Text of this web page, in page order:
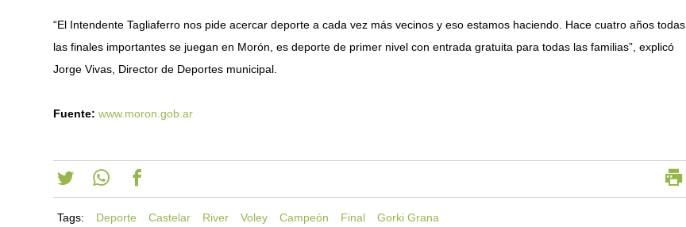
“El Intendente Tagliaferro nos pide acercar deporte a cada vez más vecinos y eso estamos haciendo. Hace cuatro años todas
las finales importantes se juegan en Morón, es deporte de primer nivel con entrada gratuita para todas las familias”, explicó
Jorge Vivas, Director de Deportes municipal.
Fuente: www.moron.gob.ar
Tags: Deporte Castelar River Voley Campeón Final Gorki Grana